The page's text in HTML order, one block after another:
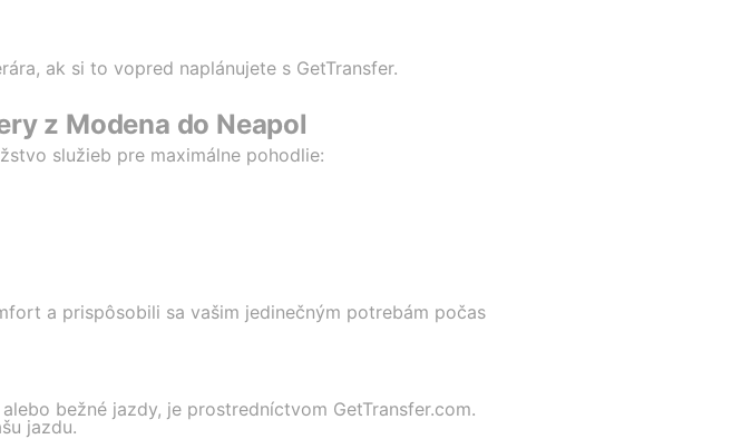
ak si to vopred naplánujete s GetTransfer.
z Modena do Neapol
služieb pre maximálne pohodlie:
a prispôsobili sa vašim jedinečným potrebám počas
bežné jazdy, je prostredníctvom GetTransfer.com.
jazdu.